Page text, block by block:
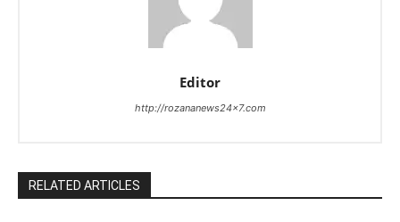
Editor
http://rozananews24x7.com
RELATED ARTICLES